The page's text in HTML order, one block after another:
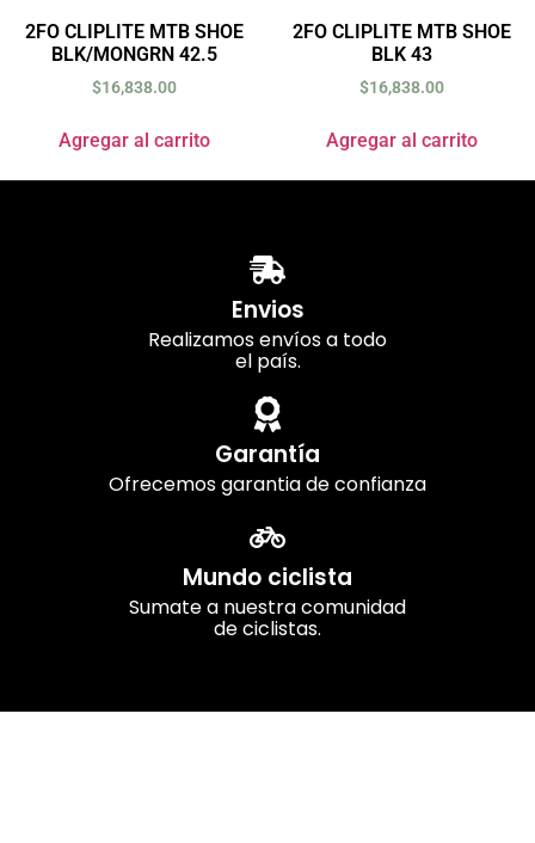
2FO CLIPLITE MTB SHOE
BLK/MONGRN 42.5
$16,838.00
Agregar al carrito
2FO CLIPLITE MTB SHOE
BLK 43
$16,838.00
Agregar al carrito
Envios
Realizamos envíos a todo
el país.
Garantía
Ofrecemos garantia de confianza
Mundo ciclista
Sumate a nuestra comunidad
de ciclistas.